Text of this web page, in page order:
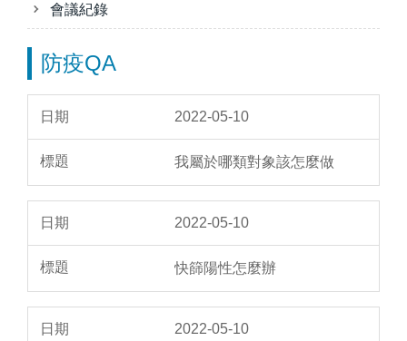
會議紀錄
防疫QA
2022-05-10
我屬於哪類對象該怎麼做
2022-05-10
快篩陽性怎麼辦
2022-05-10